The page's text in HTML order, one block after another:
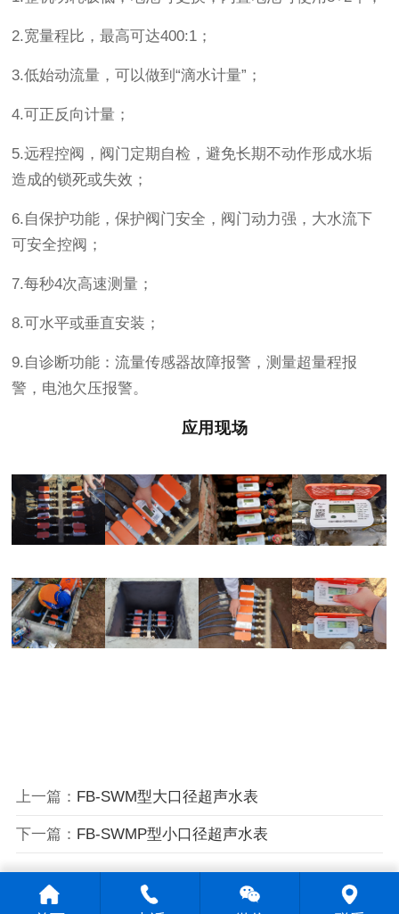
2.宽量程比，最高可达400:1；
3.低始动流量，可以做到“滴水计量”；
4.可正反向计量；
5.远程控阀，阀门定期自检，避免长期不动作形成水垢
造成的锁死或失效；
6.自保护功能，保护阀门安全，阀门动力强，大水流下
可安全控阀；
7.每秒4次高速测量；
8.可水平或垂直安装；
9.自诊断功能：流量传感器故障报警，测量超量程报
警，电池欠压报警。
应用现场
上一篇： FB-SWM型大口径超声水表
下一篇： FB-SWMP型小口径超声水表